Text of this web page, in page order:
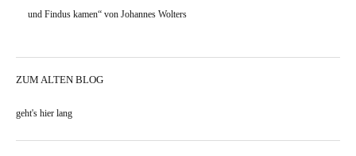
und Findus kamen“ von Johannes Wolters
ZUM ALTEN BLOG
geht's hier lang